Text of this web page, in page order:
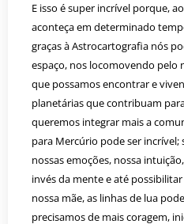
E isso é super incrível porque,
aconteça em determinado
graças à Astrocartografia nós
espaço, nos locomovendo pelo
que possamos encontrar e
planetárias que contribuam
queremos integrar mais a
para Mercúrio pode ser
nossas emoções, nossa
invés da mente e até
nossa mãe, as linhas de lua
precisamos de mais coragem,